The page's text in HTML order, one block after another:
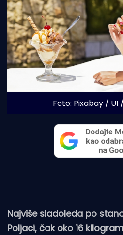
Foto: Pixabay / UI
Najviše sladoleda po
Poljaci, čak oko 16